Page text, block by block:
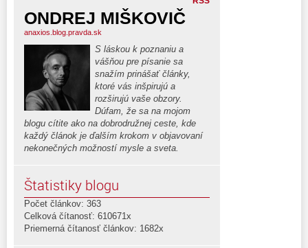
ONDREJ MIŠKOVIČ
anaxios.blog.pravda.sk
S láskou k poznaniu a
vášňou pre písanie sa
snažím prinášať články,
ktoré vás inšpirujú a
rozširujú vaše obzory.
Dúfam, že sa na mojom
blogu cítite ako na dobrodružnej ceste, kde
každý článok je ďalším krokom v objavovaní
nekonečných možností mysle a sveta.
Štatistiky blogu
Počet článkov: 363
Celková čítanosť: 610671x
Priemerná čítanosť článkov: 1682x